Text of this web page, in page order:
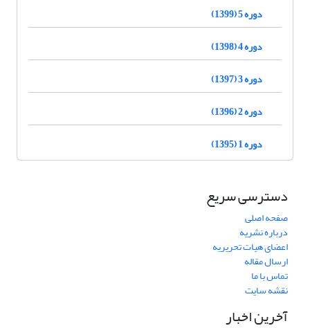
دوره 5 (1399)
دوره 4 (1398)
دوره 3 (1397)
دوره 2 (1396)
دوره 1 (1395)
دسترسی سریع
صفحه اصلی
درباره نشریه
اعضای هیات تحریریه
ارسال مقاله
تماس با ما
نقشه سایت
آخرین اخبار